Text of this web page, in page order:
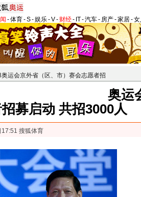
-体育-S-娱乐-V- 财经- IT-汽车- 房产-家居-女
运会京外省（区、市）赛会志愿者招
奥运
募启动 共招3000人
搜狐体育